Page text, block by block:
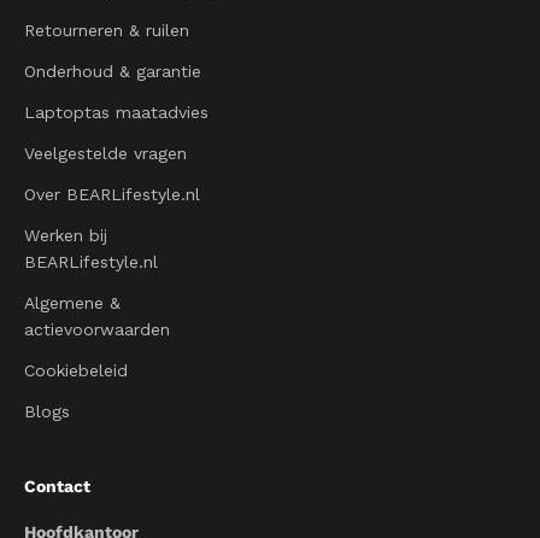
Retourneren & ruilen
Onderhoud & garantie
Laptoptas maatadvies
Veelgestelde vragen
Over BEARLifestyle.nl
Werken bij
BEARLifestyle.nl
Algemene &
actievoorwaarden
Cookiebeleid
Blogs
Contact
Hoofdkantoor